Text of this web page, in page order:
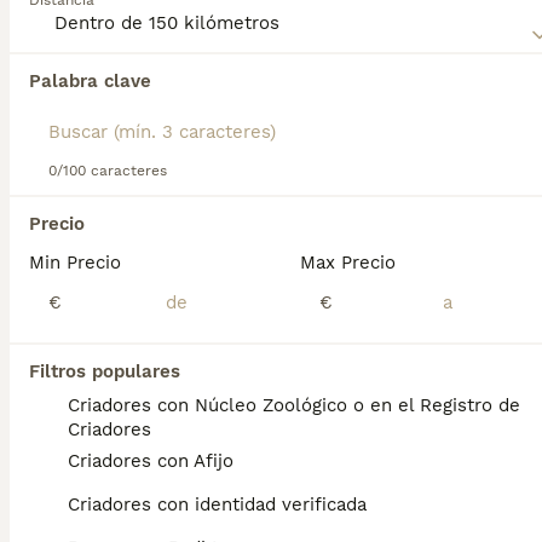
Palabra clave
0/100 caracteres
Precio
Min Precio
€
Max Precio
€
Filtros populares
Criadores con Núcleo Zoológico o en el Registro de
Criadores
Criadores con Afijo
Criadores con identidad verificada
información sobre esta raza de perro.
Encontramos 0 Sussex Spaniel Perros en
Si deseas exactamente esta búsqueda guarda tu
búsqueda y espera el resultado perfecto:
Preguntas frecuentes
¿Cuánto cuesta un spaniel
de Sussex?
El coste de adquisición de esta raza puede
variar según factores como el pedigrí, la
reputación del criador y la ubicación